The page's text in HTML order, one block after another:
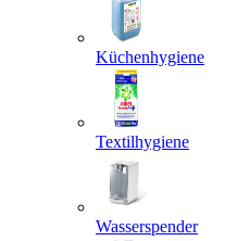
Küchenhygiene
Textilhygiene
Wasserspender